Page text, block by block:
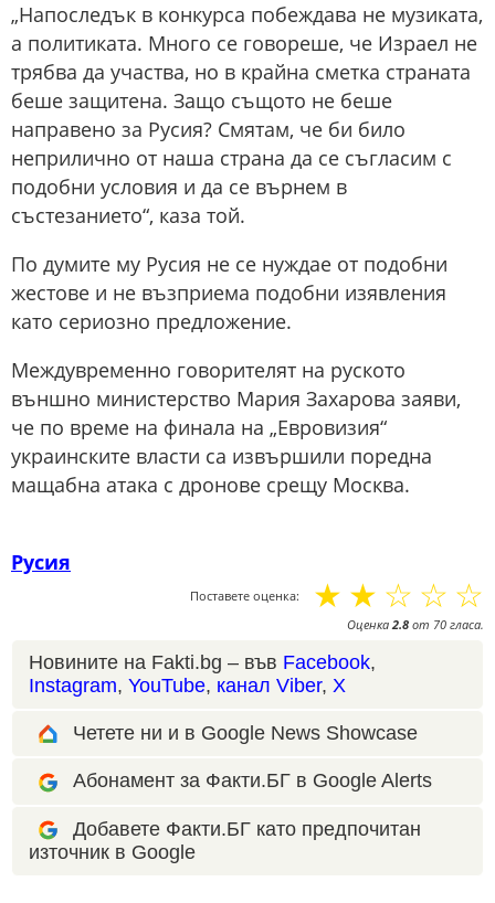
„Напоследък в конкурса побеждава не музиката,
а политиката. Много се говореше, че Израел не
трябва да участва, но в крайна сметка страната
беше защитена. Защо същото не беше
направено за Русия? Смятам, че би било
неприлично от наша страна да се съгласим с
подобни условия и да се върнем в
състезанието“, каза той.
По думите му Русия не се нуждае от подобни
жестове и не възприема подобни изявления
като сериозно предложение.
Междувременно говорителят на руското
външно министерство Мария Захарова заяви,
че по време на финала на „Евровизия“
украинските власти са извършили поредна
мащабна атака с дронове срещу Москва.
Русия
Поставете оценка: ☆
☆
☆
☆
☆
Оценка2.8 от 70 гласа.
Новините на Fakti.bg – във Facebook,
Instagram, YouTube, канал Viber, X
Четете ни и в Google News Showcase
Абонамент за Факти.БГ в Google Alerts
Добавете Факти.БГ като предпочитан
източник в Google